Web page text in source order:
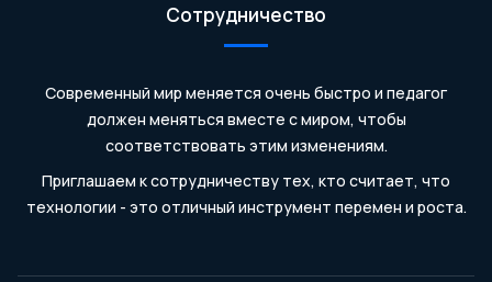
Сотрудничество
Современный мир меняется очень быстро и педагог
должен меняться вместе с миром, чтобы
соответствовать этим изменениям.
Приглашаем к сотрудничеству тех, кто считает, что
технологии - это отличный инструмент перемен и роста.